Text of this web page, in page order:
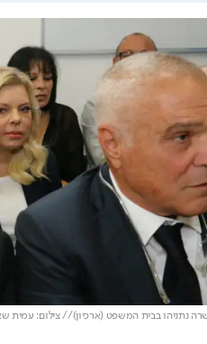
נתניהו בבית המשפט (ארכיון)// צילום: עמית שאבי